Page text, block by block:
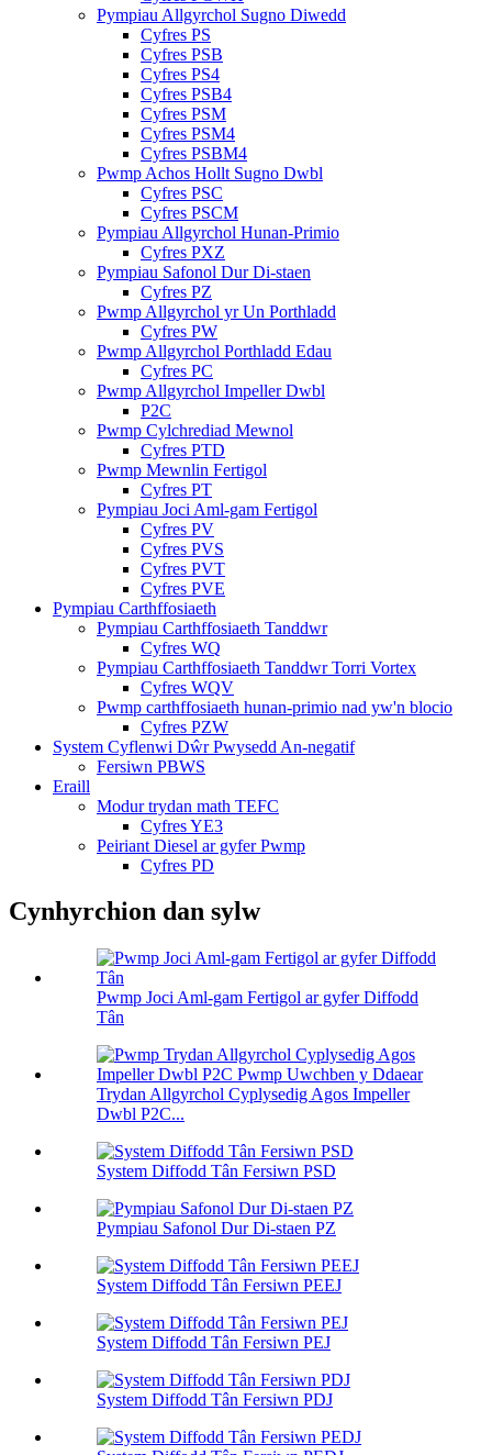
Pympiau Allgyrchol Sugno Diwedd
Cyfres PS
Cyfres PSB
Cyfres PS4
Cyfres PSB4
Cyfres PSM
Cyfres PSM4
Cyfres PSBM4
Pwmp Achos Hollt Sugno Dwbl
Cyfres PSC
Cyfres PSCM
Pympiau Allgyrchol Hunan-Primio
Cyfres PXZ
Pympiau Safonol Dur Di-staen
Cyfres PZ
Pwmp Allgyrchol yr Un Porthladd
Cyfres PW
Pwmp Allgyrchol Porthladd Edau
Cyfres PC
Pwmp Allgyrchol Impeller Dwbl
P2C
Pwmp Cylchrediad Mewnol
Cyfres PTD
Pwmp Mewnlin Fertigol
Cyfres PT
Pympiau Joci Aml-gam Fertigol
Cyfres PV
Cyfres PVS
Cyfres PVT
Cyfres PVE
Pympiau Carthffosiaeth
Pympiau Carthffosiaeth Tanddwr
Cyfres WQ
Pympiau Carthffosiaeth Tanddwr Torri Vortex
Cyfres WQV
Pwmp carthffosiaeth hunan-primio nad yw'n blocio
Cyfres PZW
System Cyflenwi Dŵr Pwysedd An-negatif
Fersiwn PBWS
Eraill
Modur trydan math TEFC
Cyfres YE3
Peiriant Diesel ar gyfer Pwmp
Cyfres PD
Cynhyrchion dan sylw
Pwmp Joci Aml-gam Fertigol ar gyfer Diffodd
Tân
Trydan Allgyrchol Cyplysedig Agos Impeller
Dwbl P2C...
System Diffodd Tân Fersiwn PSD
Pympiau Safonol Dur Di-staen PZ
System Diffodd Tân Fersiwn PEEJ
System Diffodd Tân Fersiwn PEJ
System Diffodd Tân Fersiwn PDJ